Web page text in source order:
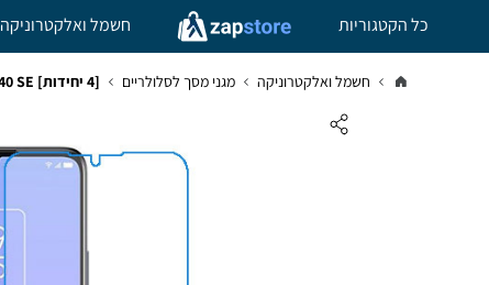
כל הקטגוריות חשמל ואלקטרוניקה
חשמל ואלקטרוניקה מגני מסך לסלולריים [4 יחידות] TCL 40 SE מגן מסך נאנו זכוכית 9H סקרין מובייל